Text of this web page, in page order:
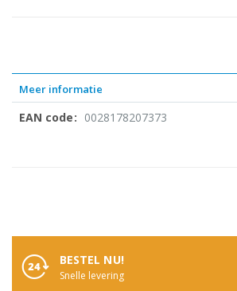
Meer informatie
Meer
0028178207373
BESTEL NU!
Snelle levering